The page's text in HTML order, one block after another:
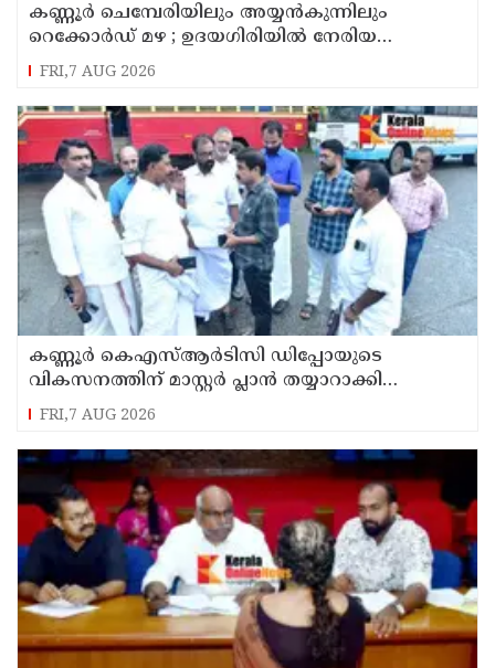
കണ്ണൂർ ചെമ്പേരിയിലും അയ്യൻകുന്നിലും
റെക്കോർഡ് മഴ ; ഉദയഗിരിയിൽ നേരിയ
ഉരുൾപൊട്ടൽ; 13 പേരെ ക്യാമ്പിലേക്ക് മാറ്റി
FRI,7 AUG 2026
കണ്ണൂർ കെഎസ്ആർടിസി ഡിപ്പോയുടെ
വികസനത്തിന് മാസ്റ്റർ പ്ലാൻ തയ്യാറാക്കി
സമർപ്പിക്കും : ടി ഒ മോഹനൻ എം എൽ എ
FRI,7 AUG 2026